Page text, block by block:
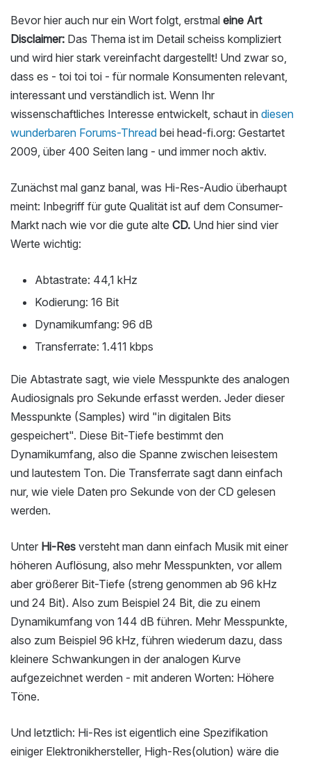
Bevor hier auch nur ein Wort folgt, erstmal eine Art
Disclaimer: Das Thema ist im Detail scheiss kompliziert
und wird hier stark vereinfacht dargestellt! Und zwar so,
dass es - toi toi toi - für normale Konsumenten relevant,
interessant und verständlich ist. Wenn Ihr
wissenschaftliches Interesse entwickelt, schaut in diesen
wunderbaren Forums-Thread bei head-fi.org: Gestartet
2009, über 400 Seiten lang - und immer noch aktiv.
Zunächst mal ganz banal, was Hi-Res-Audio überhaupt
meint: Inbegriff für gute Qualität ist auf dem Consumer-
Markt nach wie vor die gute alte CD. Und hier sind vier
Werte wichtig:
Abtastrate: 44,1 kHz
Kodierung: 16 Bit
Dynamikumfang: 96 dB
Transferrate: 1.411 kbps
Die Abtastrate sagt, wie viele Messpunkte des analogen
Audiosignals pro Sekunde erfasst werden. Jeder dieser
Messpunkte (Samples) wird "in digitalen Bits
gespeichert". Diese Bit-Tiefe bestimmt den
Dynamikumfang, also die Spanne zwischen leisestem
und lautestem Ton. Die Transferrate sagt dann einfach
nur, wie viele Daten pro Sekunde von der CD gelesen
werden.
Unter Hi-Res versteht man dann einfach Musik mit einer
höheren Auflösung, also mehr Messpunkten, vor allem
aber größerer Bit-Tiefe (streng genommen ab 96 kHz
und 24 Bit). Also zum Beispiel 24 Bit, die zu einem
Dynamikumfang von 144 dB führen. Mehr Messpunkte,
also zum Beispiel 96 kHz, führen wiederum dazu, dass
kleinere Schwankungen in der analogen Kurve
aufgezeichnet werden - mit anderen Worten: Höhere
Töne.
Und letztlich: Hi-Res ist eigentlich eine Spezifikation
einiger Elektronikhersteller, High-Res(olution) wäre die